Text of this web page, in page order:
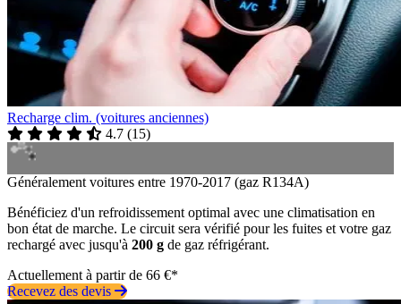
Recharge clim. (voitures anciennes)
4.7 (15)
Généralement voitures entre 1970-2017 (gaz R134A)
Bénéficiez d'un refroidissement optimal avec une climatisation en
bon état de marche. Le circuit sera vérifié pour les fuites et votre gaz
rechargé avec jusqu'à 200 g de gaz réfrigérant.
Actuellement à partir de 66 €*
Recevez des devis